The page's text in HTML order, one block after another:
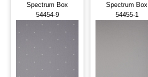
Spectrum Box
54454-9
Spectrum Box
54455-1